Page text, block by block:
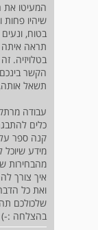
המעיטו את
שיהיו פחות
בטוח, ונעים
תראה איתה
בטלויזיה.
הקשר
תשאל
עבודה
כלים
קנה ספר
מידע שיוכל
מהבחירות
איך צורך
ואת כל
שלכולכם
בהצלחה :-)